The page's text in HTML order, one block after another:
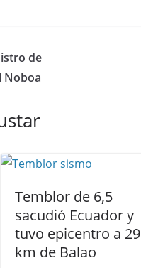
n
e
dI
de
Noboa
Temblor de 6,5
sacudió Ecuador y
tuvo epicentro a 29
km de Balao